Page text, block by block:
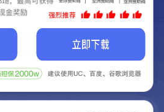
将上线啦...
网站正在建设.
非常棒的网站.